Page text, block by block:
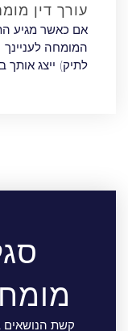
עורך דין
אם כאשר מגיע
המומחה לעניינך
לתיק) ייצג
קשת הנושאים